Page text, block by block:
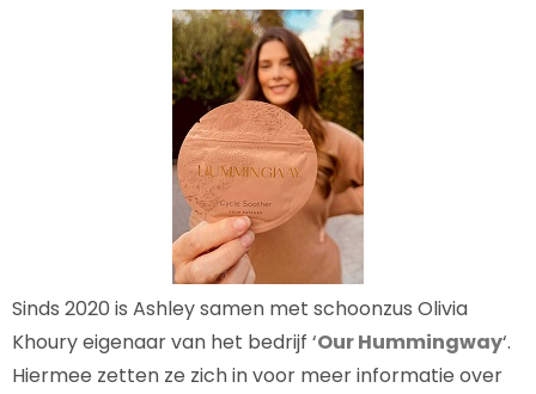
Sinds 2020 is Ashley samen met schoonzus Olivia
Khoury eigenaar van het bedrijf ‘Our Hummingway‘.
Hiermee zetten ze zich in voor meer informatie over